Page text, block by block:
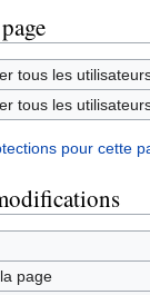
tous les
tous les
pour cette
page